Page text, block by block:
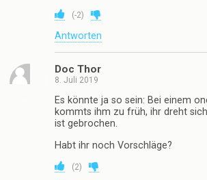
(-2)
Antworten
Doc Thor
8. Juli 2019
Es könnte ja so sein: Bei einem
kommts ihm zu früh, ihr dreht
ist gebrochen.
Habt ihr noch Vorschläge?
(2)